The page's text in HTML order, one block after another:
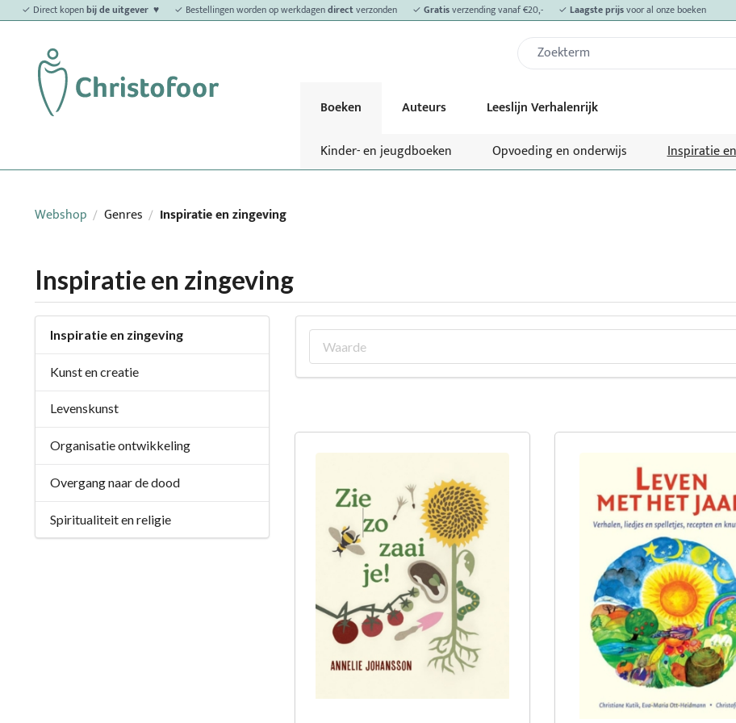
✓ Direct kopenbij de uitgever ♥ ✓ Bestellingen worden op werkdagendirectverzonden ✓ Gratisverzending vanaf €20,- ✓ Laagste prijsvoor al onze boeken
Boeken Auteurs
Leeslijn Verhalenrijk
Kinder- en jeugdboeken
Opvoeding en onderwijs Inspiratie
Webshop / Genres / Inspiratie en zingeving
Inspiratie en zingeving
Inspiratie en zingeving
Kunst en creatie
Levenskunst
Organisatie ontwikkeling
Overgang naar de dood
Spiritualiteit en religie